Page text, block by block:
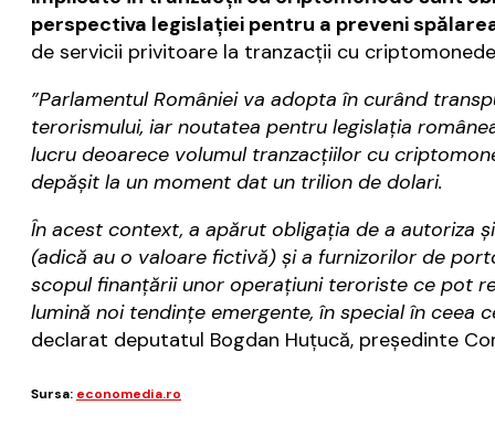
perspectiva legislației pentru a preveni
de servicii privitoare la tranzacții cu
”Parlamentul României va adopta în curând
terorismului, iar noutatea pentru legislația
lucru deoarece volumul tranzacțiilor cu
depășit la un moment dat un trilion de dolari.
În acest context, a apărut obligația de a autoriza
(adică au o valoare fictivă) și a furnizorilor de
scopul finanțării unor operațiuni teroriste ce pot
lumină noi tendințe emergente, în special în ceea
declarat deputatul Bogdan Huțucă, președinte
Sursa: economedia.ro